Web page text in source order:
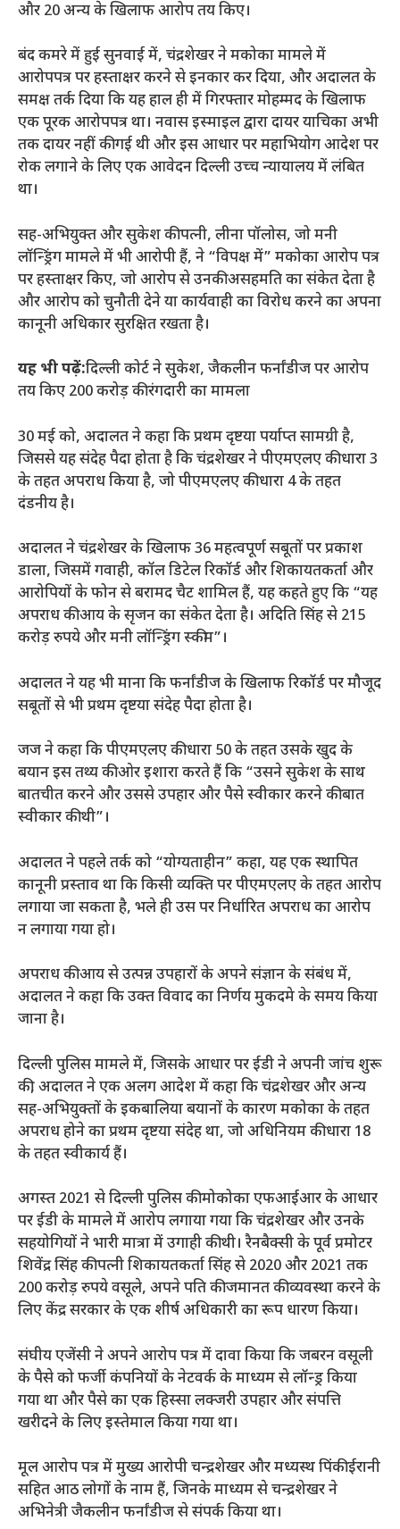
और 20 अन्य के खिलाफ आरोप तय किए।
बंद कमरे में हुई सुनवाई में, चंद्रशेखर ने मकोका मामले में
आरोपपत्र पर हस्ताक्षर करने से इनकार कर दिया, और अदालत के
समक्ष तर्क दिया कि यह हाल ही में गिरफ्तार मोहम्मद के खिलाफ
एक पूरक आरोपपत्र था। नवास इस्माइल द्वारा दायर याचिका अभी
तक दायर नहीं की गई थी और इस आधार पर महाभियोग आदेश पर
रोक लगाने के लिए एक आवेदन दिल्ली उच्च न्यायालय में लंबित
था।
सह-अभियुक्त और सुकेश की पत्नी, लीना पॉलोस, जो मनी
लॉन्ड्रिंग मामले में भी आरोपी हैं, ने “विपक्ष में” मकोका आरोप पत्र
पर हस्ताक्षर किए, जो आरोप से उनकी असहमति का संकेत देता है
और आरोप को चुनौती देने या कार्यवाही का विरोध करने का अपना
कानूनी अधिकार सुरक्षित रखता है।
यह भी पढ़ें:दिल्ली कोर्ट ने सुकेश, जैकलीन फर्नांडीज पर आरोप
तय किए 200 करोड़ की रंगदारी का मामला
30 मई को, अदालत ने कहा कि प्रथम दृष्टया पर्याप्त सामग्री है,
जिससे यह संदेह पैदा होता है कि चंद्रशेखर ने पीएमएलए की धारा 3
के तहत अपराध किया है, जो पीएमएलए की धारा 4 के तहत
दंडनीय है।
अदालत ने चंद्रशेखर के खिलाफ 36 महत्वपूर्ण सबूतों पर प्रकाश
डाला, जिसमें गवाही, कॉल डिटेल रिकॉर्ड और शिकायतकर्ता और
आरोपियों के फोन से बरामद चैट शामिल हैं, यह कहते हुए कि “यह
अपराध की आय के सृजन का संकेत देता है। अदिति सिंह से 215
करोड़ रुपये और मनी लॉन्ड्रिंग स्कीम”।
अदालत ने यह भी माना कि फर्नांडीज के खिलाफ रिकॉर्ड पर मौजूद
सबूतों से भी प्रथम दृष्टया संदेह पैदा होता है।
जज ने कहा कि पीएमएलए की धारा 50 के तहत उसके खुद के
बयान इस तथ्य की ओर इशारा करते हैं कि “उसने सुकेश के साथ
बातचीत करने और उससे उपहार और पैसे स्वीकार करने की बात
स्वीकार की थी”।
अदालत ने पहले तर्क को “योग्यताहीन” कहा, यह एक स्थापित
कानूनी प्रस्ताव था कि किसी व्यक्ति पर पीएमएलए के तहत आरोप
लगाया जा सकता है, भले ही उस पर निर्धारित अपराध का आरोप
न लगाया गया हो।
अपराध की आय से उत्पन्न उपहारों के अपने संज्ञान के संबंध में,
अदालत ने कहा कि उक्त विवाद का निर्णय मुकदमे के समय किया
जाना है।
दिल्ली पुलिस मामले में, जिसके आधार पर ईडी ने अपनी जांच शुरू
की, अदालत ने एक अलग आदेश में कहा कि चंद्रशेखर और अन्य
सह-अभियुक्तों के इकबालिया बयानों के कारण मकोका के तहत
अपराध होने का प्रथम दृष्टया संदेह था, जो अधिनियम की धारा 18
के तहत स्वीकार्य हैं।
अगस्त 2021 से दिल्ली पुलिस की मोकोका एफआईआर के आधार
पर ईडी के मामले में आरोप लगाया गया कि चंद्रशेखर और उनके
सहयोगियों ने भारी मात्रा में उगाही की थी। रैनबैक्सी के पूर्व प्रमोटर
शिवेंद्र सिंह की पत्नी शिकायतकर्ता सिंह से 2020 और 2021 तक
200 करोड़ रुपये वसूले, अपने पति की जमानत की व्यवस्था करने के
लिए केंद्र सरकार के एक शीर्ष अधिकारी का रूप धारण किया।
संघीय एजेंसी ने अपने आरोप पत्र में दावा किया कि जबरन वसूली
के पैसे को फर्जी कंपनियों के नेटवर्क के माध्यम से लॉन्ड्र किया
गया था और पैसे का एक हिस्सा लक्जरी उपहार और संपत्ति
खरीदने के लिए इस्तेमाल किया गया था।
मूल आरोप पत्र में मुख्य आरोपी चन्द्रशेखर और मध्यस्थ पिंकी ईरानी
सहित आठ लोगों के नाम हैं, जिनके माध्यम से चन्द्रशेखर ने
अभिनेत्री जैकलीन फर्नांडीज से संपर्क किया था।